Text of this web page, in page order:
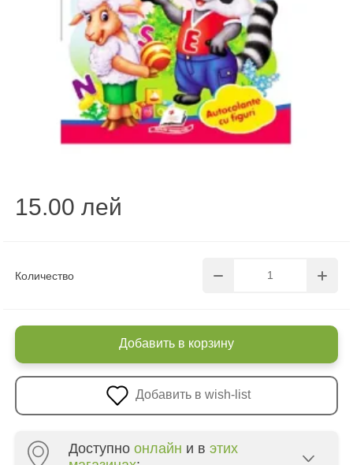
Количество
15.00 лей
Добавить в корзину
Добавить в wish-list
Доступно онлайн и в этих